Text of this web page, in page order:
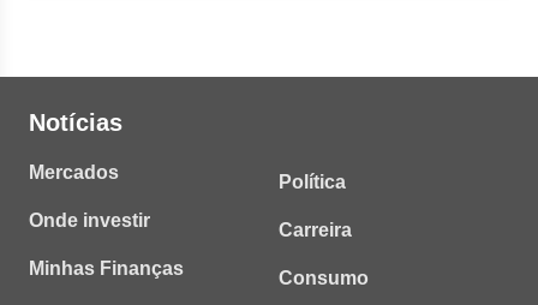
Notícias
Mercados
Onde investir
Minhas Finanças
Política
Carreira
Consumo